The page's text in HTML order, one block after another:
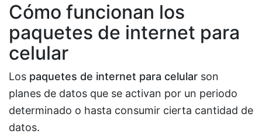
Cómo funcionan los
paquetes de internet para
celular
Los paquetes de internet para celular son
planes de datos que se activan por un periodo
determinado o hasta consumir cierta cantidad de
datos.